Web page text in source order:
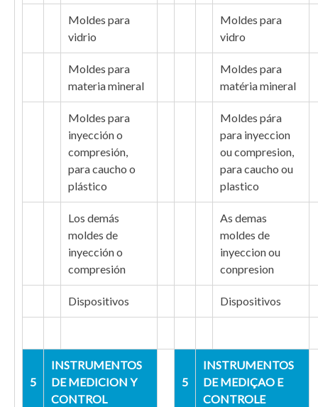
Moldes para
vidrio
Moldes para
vidro
Moldes para
materia mineral
Moldes para
matéria mineral
Moldes para
inyección o
compresión,
para caucho o
plástico
Moldes pára
para inyeccion
ou compresion,
para caucho ou
plastico
Los demás
moldes de
inyección o
compresión
As demas
moldes de
inyeccion ou
conpresion
Dispositivos Dispositivos
5
INSTRUMENTOS
DE MEDICION Y
CONTROL
5
INSTRUMENTOS
DE MEDIÇAO E
CONTROLE